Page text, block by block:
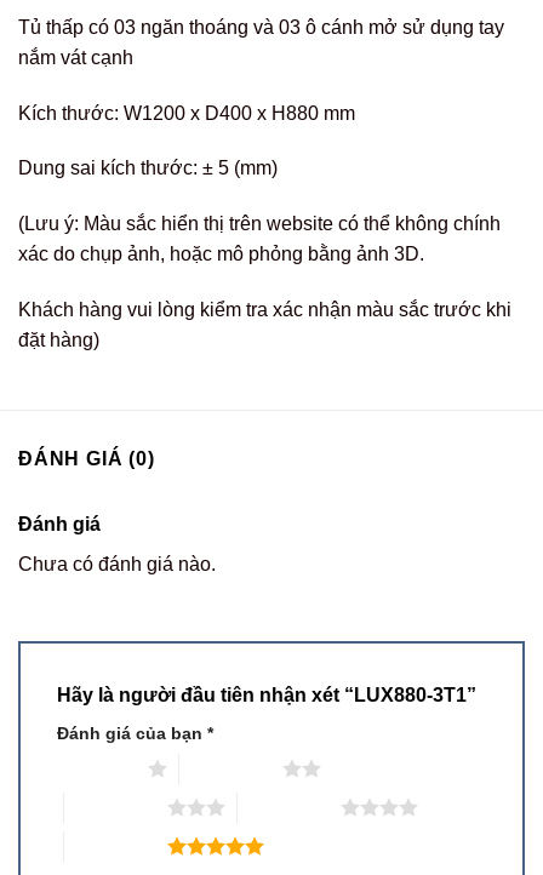
Tủ thấp có 03 ngăn thoáng và 03 ô cánh mở sử dụng tay
nắm vát cạnh
Kích thước: W1200 x D400 x H880 mm
Dung sai kích thước: ± 5 (mm)
(Lưu ý: Màu sắc hiển thị trên website có thể không chính
xác do chụp ảnh, hoặc mô phỏng bằng ảnh 3D.
Khách hàng vui lòng kiểm tra xác nhận màu sắc trước khi
đặt hàng)
ĐÁNH GIÁ (0)
Đánh giá
Chưa có đánh giá nào.
Hãy là người đầu tiên nhận xét “LUX880-3T1”
Đánh giá của bạn *